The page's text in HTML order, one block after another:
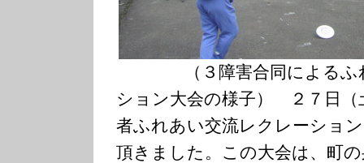
（３障害合同によるふれ
ション大会の様子） ２７日（
者ふれあい交流レクレーショ
頂きました。この大会は、町